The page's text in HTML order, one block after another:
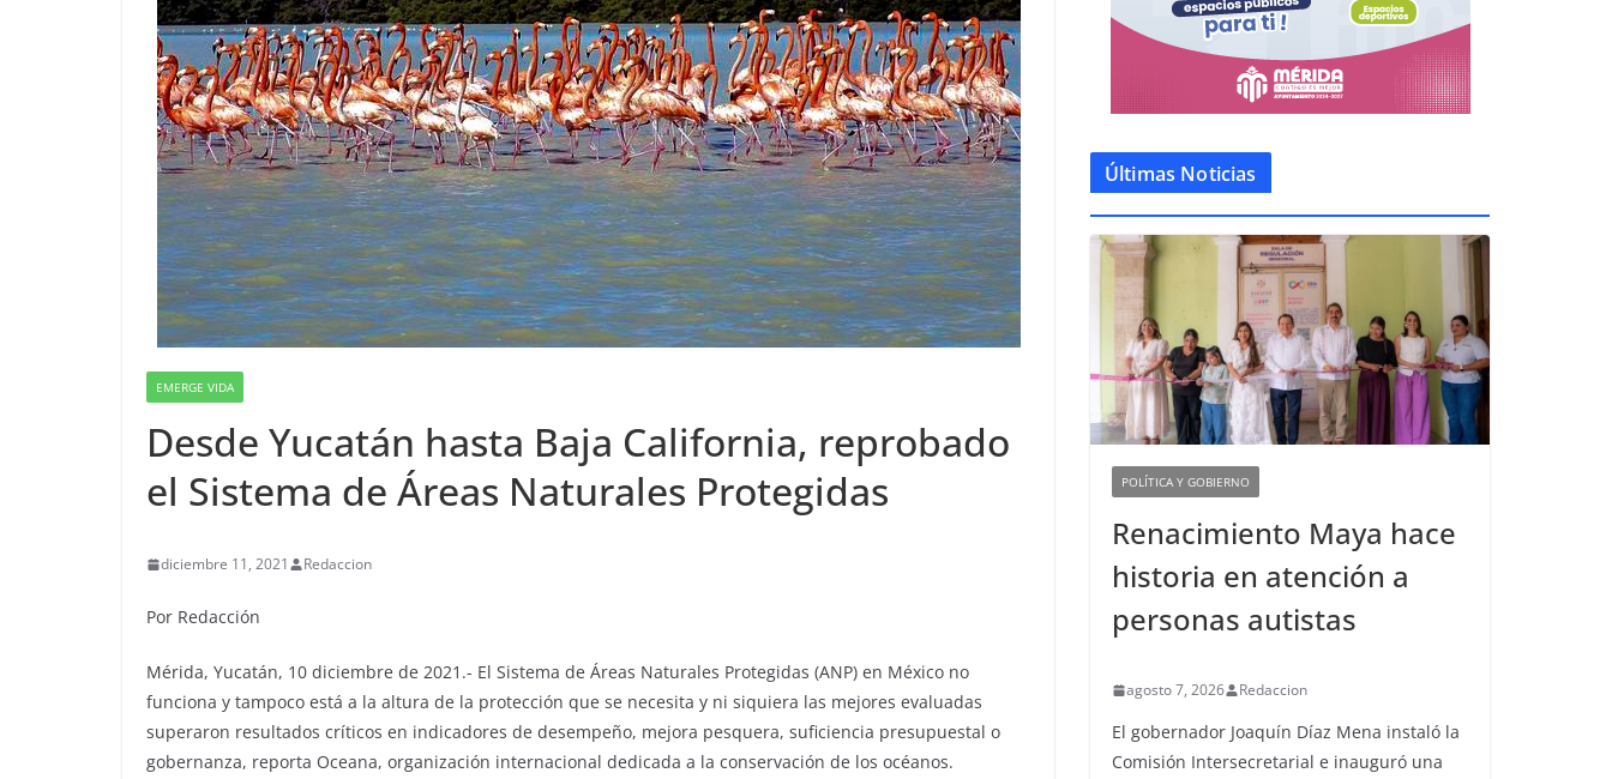
EMERGE VIDA
Desde Yucatán hasta Baja California, reprobado
el Sistema de Áreas Naturales Protegidas
diciembre 11, 2021 Redaccion
Por Redacción
Mérida, Yucatán, 10 diciembre de 2021.- El Sistema de Áreas Naturales Protegidas (ANP) en México no
funciona y tampoco está a la altura de la protección que se necesita y ni siquiera las mejores evaluadas
superaron resultados críticos en indicadores de desempeño, mejora pesquera, suficiencia presupuestal o
gobernanza, reporta Oceana, organización internacional dedicada a la conservación de los océanos.
Últimas Noticias
POLÍTICA Y GOBIERNO
Renacimiento Maya hace
historia en atención a
personas autistas
agosto 7, 2026 Redaccion
El gobernador Joaquín Díaz Mena instaló la
Comisión Intersecretarial e inauguró una